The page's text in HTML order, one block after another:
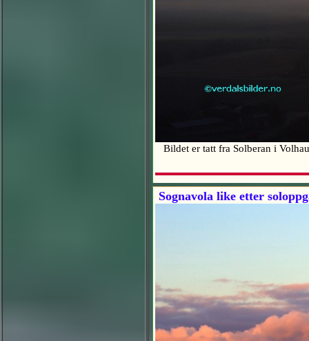
Bildet er tatt fra Solberan i
Sognavola like etter